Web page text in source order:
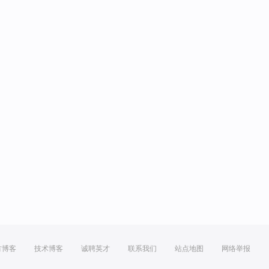
博客 技术博客 诚聘英才 联系我们 站点地图 网络举报